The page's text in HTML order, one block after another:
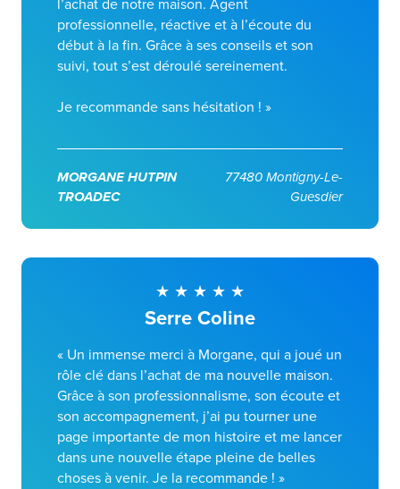
professionnelle, réactive et à l’écoute du
début à la fin. Grâce à ses conseils et son
suivi, tout s’est déroulé sereinement.
Je recommande sans hésitation ! »
MORGANE HUTPIN
TROADEC
77480 Montigny-Le-
Guesdier
Serre Coline
« Un immense merci à Morgane, qui a joué un
rôle clé dans l’achat de ma nouvelle maison.
Grâce à son professionnalisme, son écoute et
son accompagnement, j’ai pu tourner une
page importante de mon histoire et me lancer
dans une nouvelle étape pleine de belles
choses à venir. Je la recommande ! »